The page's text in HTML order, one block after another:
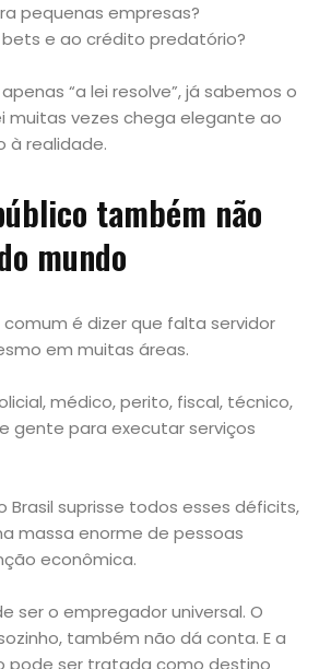
pequenas empresas?
e ao crédito predatório?
“a lei resolve”, já sabemos o
muitas vezes chega elegante ao
à realidade.
também não
mundo
é dizer que falta servidor
em muitas áreas.
médico, perito, fiscal, técnico,
gente para executar serviços
Brasil suprisse todos esses déficits,
massa enorme de pessoas
econômica.
ser o empregador universal. O
também não dá conta. E a
pode ser tratada como destino